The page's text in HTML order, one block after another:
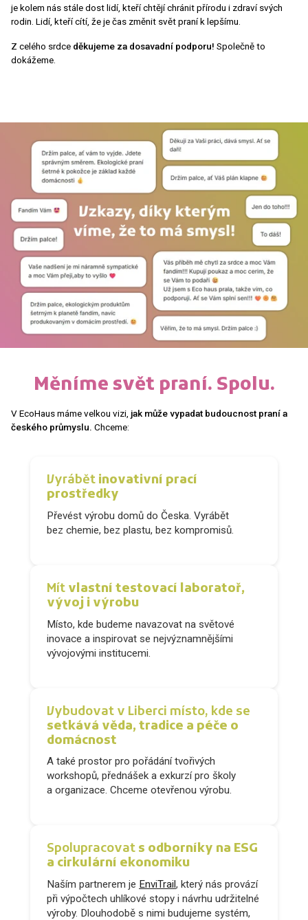
je kolem nás stále dost lidí, kteří chtějí chránit přírodu i zdraví svých
rodin. Lidí, kteří cítí, že je čas změnit svět praní k lepšímu.
Z celého srdce děkujeme za dosavadní podporu! Společně to
dokážeme.
Měníme svět praní. Spolu.
V EcoHaus máme velkou vizi, jak může vypadat budoucnost praní a
českého průmyslu. Chceme:
Vyrábět inovativní prací
prostředky
Převést výrobu domů do Česka. Vyrábět
bez chemie, bez plastu, bez kompromisů.
Mít vlastní testovací laboratoř,
vývoj i výrobu
Místo, kde budeme navazovat na světové
inovace a inspirovat se nejvýznamnějšími
vývojovými institucemi.
Vybudovat v Liberci místo, kde se
setkává věda, tradice a péče o
domácnost
A také prostor pro pořádání tvořivých
workshopů, přednášek a exkurzí pro školy
a organizace. Chceme otevřenou výrobu.
Spolupracovat s odborníky na ESG
a cirkulární ekonomiku
Naším partnerem je EnviTrail, který nás provází
při výpočtech uhlíkové stopy i návrhu udržitelné
výroby. Dlouhodobě s nimi budujeme systém,